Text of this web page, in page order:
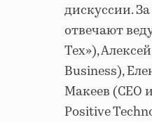
дискуссии.
отвечают
Тех»),
Business),
Макеев (CEO
Positive